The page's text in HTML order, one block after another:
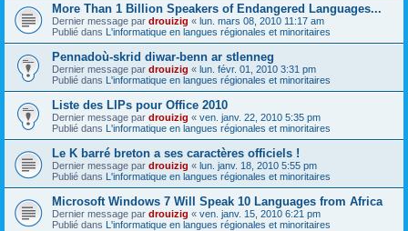
More Than 1 Billion Speakers of Endangered Languages...
Dernier message par drouizig « lun. mars 08, 2010 11:17 am
Publié dans L'informatique en langues régionales et minoritaires
Pennadoù-skrid diwar-benn ar stlenneg
Dernier message par drouizig « lun. févr. 01, 2010 3:31 pm
Publié dans L'informatique en langues régionales et minoritaires
Liste des LIPs pour Office 2010
Dernier message par drouizig « ven. janv. 22, 2010 5:35 pm
Publié dans L'informatique en langues régionales et minoritaires
Le K barré breton a ses caractères officiels !
Dernier message par drouizig « lun. janv. 18, 2010 5:55 pm
Publié dans L'informatique en langues régionales et minoritaires
Microsoft Windows 7 Will Speak 10 Languages from Africa
Dernier message par drouizig « ven. janv. 15, 2010 6:21 pm
Publié dans L'informatique en langues régionales et minoritaires